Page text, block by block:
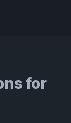
for